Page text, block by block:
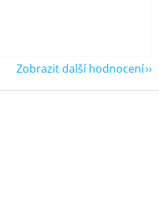
Zobrazit další hodnocení